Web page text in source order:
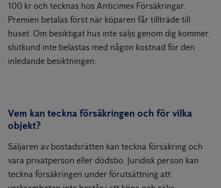
100 kr och tecknas hos Anticimex Försäkringar.
Premien betalas först när köparen får tillträde till
huset. Om besiktigat hus inte säljs genom dig kommer
slutkund inte belastas med någon kostnad för den
inledande besiktningen.
Vem kan teckna försäkringen och för vilka
objekt?
Säljaren av bostadsrätten kan teckna försäkring och
vara privatperson eller dödsbo. Juridisk person kan
teckna försäkringen under förutsättning att